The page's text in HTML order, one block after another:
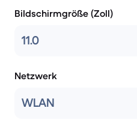
Bildschirmgröße (Zoll)
11.0
Netzwerk
WLAN